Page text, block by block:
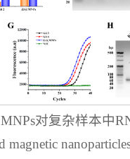
对复杂样本中